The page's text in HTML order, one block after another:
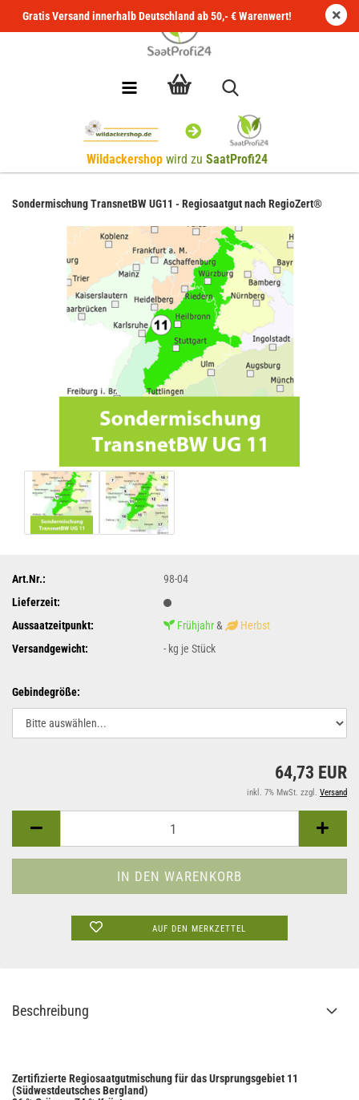
Wildackershop wird zu SaatProfi24
Gratis Versand innerhalb Deutschland ab 50,- € Warenwert!
Sondermischung TransnetBW UG11 - Regiosaatgut nach RegioZert®
Art.Nr.:
98-04
Lieferzeit:
Aussaatzeitpunkt:
Frühjahr&
Herbst
Versandgewicht:
- kg je Stück
Gebindegröße:
64,73 EUR
inkl. 7% MwSt. zzgl. Versand
AUF DEN MERKZETTEL
Beschreibung
Zertifizierte Regiosaatgutmischung für das Ursprungsgebiet 11
(Südwestdeutsches Bergland)